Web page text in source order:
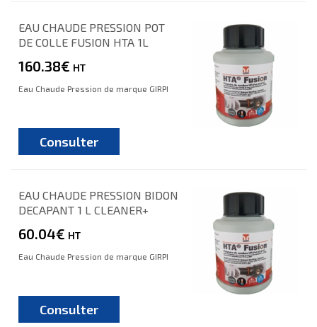
EAU CHAUDE PRESSION POT
DE COLLE FUSION HTA 1L
160.38€ HT
Eau Chaude Pression de marque GIRPI
Consulter
EAU CHAUDE PRESSION BIDON
DECAPANT 1 L CLEANER+
60.04€ HT
Eau Chaude Pression de marque GIRPI
Consulter